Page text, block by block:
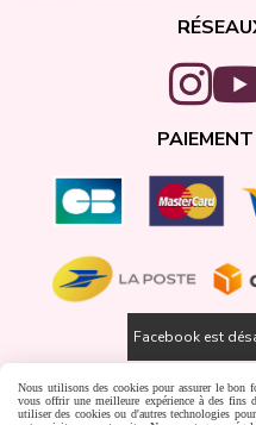
Facebook est
Nous utilisons des cookies pour assurer le bon
vous offrir une meilleure expérience à des fins
utiliser des cookies ou d'autres technologies